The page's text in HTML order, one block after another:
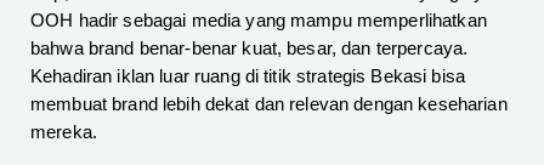
OOH hadir sebagai media yang mampu memperlihatkan
bahwa brand benar-benar kuat, besar, dan terpercaya.
Kehadiran iklan luar ruang di titik strategis Bekasi bisa
membuat brand lebih dekat dan relevan dengan keseharian
mereka.